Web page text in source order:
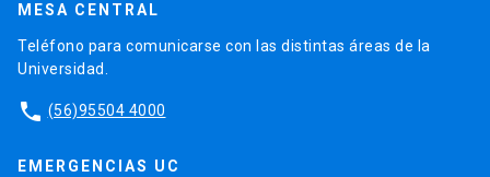
MESA CENTRAL
Teléfono para comunicarse con las distintas áreas de la
Universidad.
phone (56)95504 4000
EMERGENCIAS UC